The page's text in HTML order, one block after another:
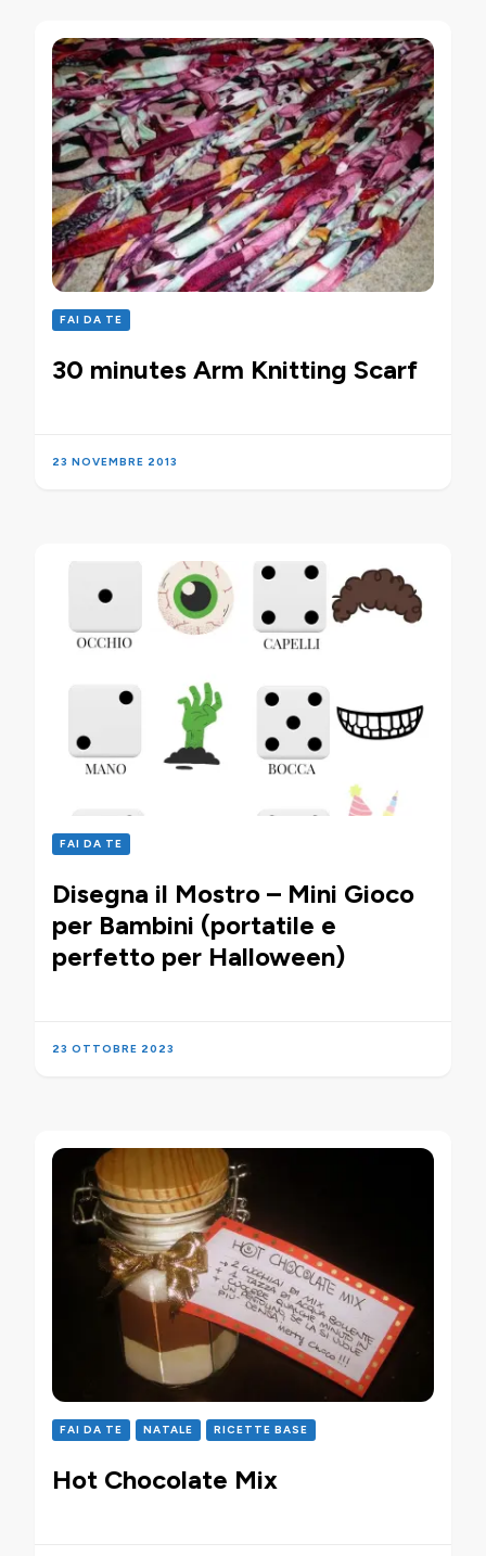
FAI DA TE
30 minutes Arm Knitting Scarf
23 NOVEMBRE 2013
FAI DA TE
Disegna il Mostro – Mini Gioco
per Bambini (portatile e
perfetto per Halloween)
23 OTTOBRE 2023
FAI DA TE NATALE RICETTE BASE
Hot Chocolate Mix